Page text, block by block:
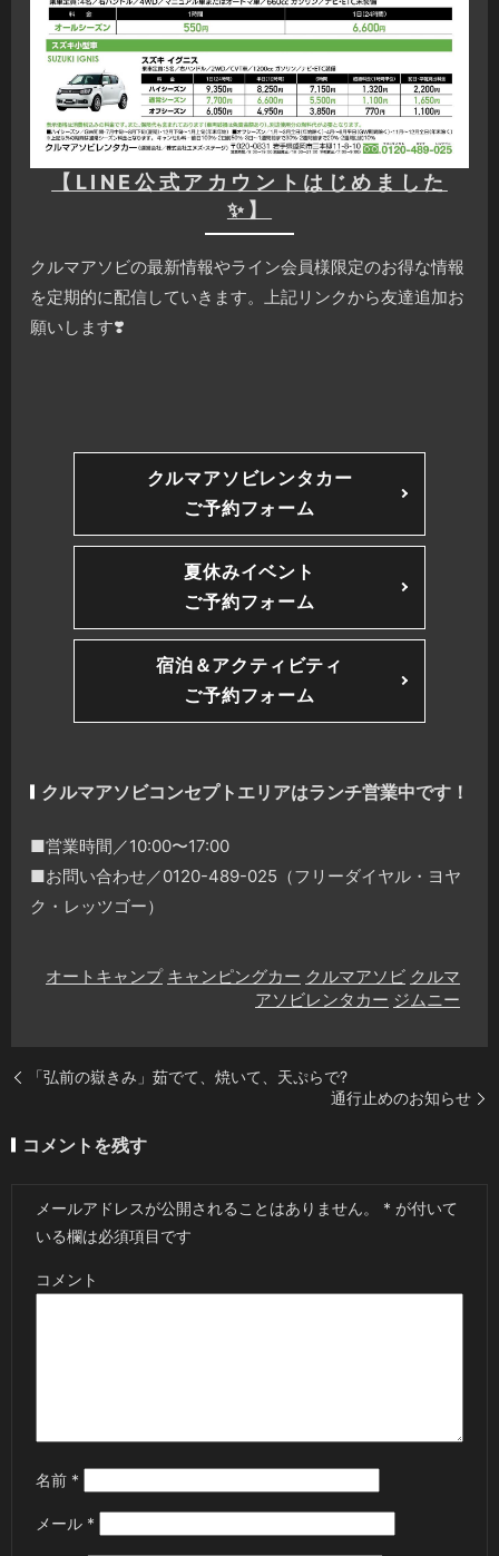
【LINE公式アカウントはじめました
✨】
クルマアソビの最新情報やライン会員様限定のお得な情報
を定期的に配信していきます。上記リンクから友達追加お
願いします❣️
クルマアソビレンタカー
ご予約フォーム
夏休みイベント
ご予約フォーム
宿泊＆アクティビティ
ご予約フォーム
クルマアソビコンセプトエリアはランチ営業中です！
■営業時間／10:00〜17:00
■お問い合わせ／0120-489-025（フリーダイヤル・ヨヤ
ク・レッツゴー）
オートキャンプ キャンピングカー クルマアソビ クルマ
アソビレンタカー ジムニー
「弘前の嶽きみ」茹でて、焼いて、天ぷらで?
通行止めのお知らせ
コメントを残す
メールアドレスが公開されることはありません。 * が付いて
いる欄は必須項目です
コメント
名前 *
メール *